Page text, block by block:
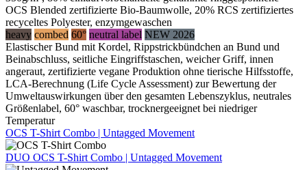
OCS Blended zertifizierte Bio-Baumwolle, 20% RCS zertifiziertes
recyceltes Polyester, enzymgewaschen
heavy combed 60° neutral label NEW 2026
Elastischer Bund mit Kordel, Rippstrickbündchen an Bund und
Beinabschluss, seitliche Eingriffstaschen, weicher Griff, innen
angeraut, zertifizierte vegane Produktion ohne tierische Hilfsstoffe,
LCA-Berechnung (Life Cycle Assessment) zur Bewertung der
Umweltauswirkungen über den gesamten Lebenszyklus, neutrales
Größenlabel, 60° waschbar, trocknergeeignet bei niedriger
Temperatur
OCS T-Shirt Combo | Untagged Movement
DUO OCS T-Shirt Combo | Untagged Movement